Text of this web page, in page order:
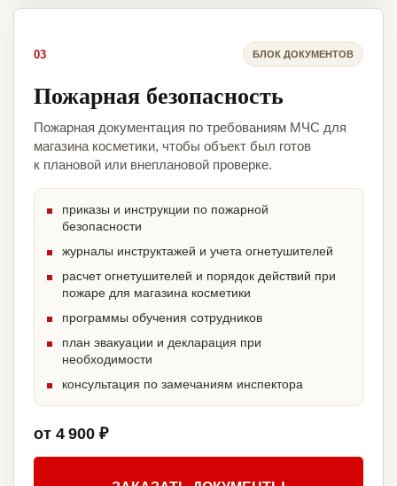
03 БЛОК ДОКУМЕНТОВ
Пожарная безопасность
Пожарная документация по требованиям МЧС для
магазина косметики, чтобы объект был готов
к плановой или внеплановой проверке.
приказы и инструкции по пожарной
безопасности
журналы инструктажей и учета огнетушителей
расчет огнетушителей и порядок действий при
пожаре для магазина косметики
программы обучения сотрудников
план эвакуации и декларация при
необходимости
консультация по замечаниям инспектора
от 4 900 ₽